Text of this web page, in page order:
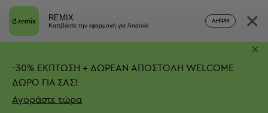
REMIX
Κατεβάστε την εφαρμογή για Android
ΛΉΨΗ ×
-30% ΕΚΠΤΩΣΗ + ΔΩΡΕΑΝ ΑΠΟΣΤΟΛΗ WELCOME
ΔΩΡΟ ΓΙΑ ΣΑΣ!
Αγοράστε τώρα
×